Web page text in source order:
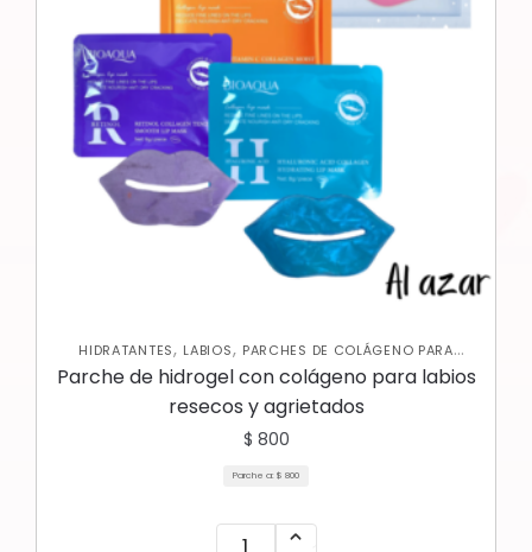
HIDRATANTES, LABIOS, PARCHES DE COLÁGENO PARA
LABIOS
,SKIN CARE FACIAL
Parche de hidrogel con colágeno para labios
resecos y agrietados
$ 800
Parche a: $ 800